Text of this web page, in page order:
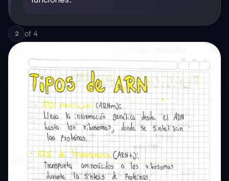
2 of 4